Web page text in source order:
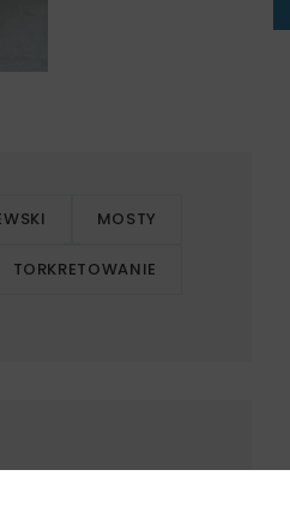
MOSTY
TORKRETOWANIE